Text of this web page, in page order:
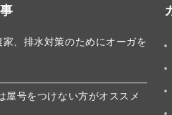
家、排水対策のためにオーガを
屋号をつけない方がオススメ